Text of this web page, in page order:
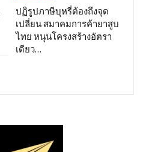
ปฏิรูปภาษีบุหรี่ต้องถึงจุด
เปลี่ยน สมาคมการค้ายาสูบ
ไทย หนุนโครงสร้างอัตรา
เดียว…